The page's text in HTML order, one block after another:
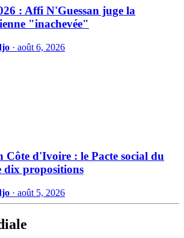
: Affi N'Guessan juge la
"inachevée"
· août 6, 2026
Côte d'Ivoire : le Pacte social du
dix propositions
· août 5, 2026